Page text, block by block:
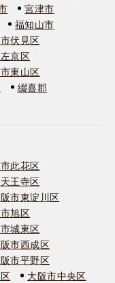
宮津市
福知山市
伏見区
京区
東山区
綴喜郡
此花区
王寺区
市東淀川区
旭区
城東区
市西成区
市平野区
大阪市中央区